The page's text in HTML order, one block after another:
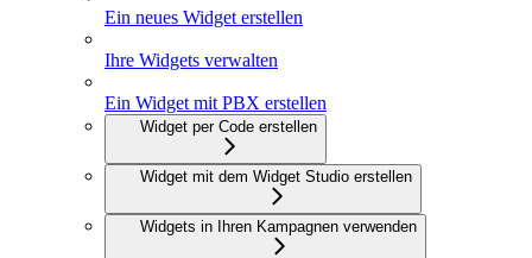
Ein neues Widget erstellen
Ihre Widgets verwalten
Ein Widget mit PBX erstellen
Widget per Code erstellen
Widget mit dem Widget Studio erstellen
Widgets in Ihren Kampagnen verwenden